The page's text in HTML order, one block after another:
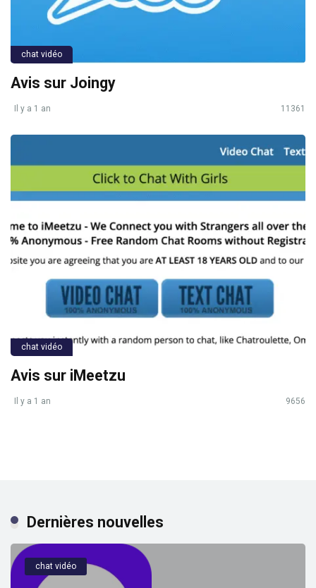
chat vidéo
Avis sur Joingy
Il y a 1 an 11361
chat vidéo
Avis sur iMeetzu
Il y a 1 an 9656
Dernières nouvelles
chat vidéo